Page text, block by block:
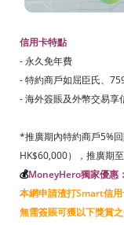
信用卡特點
- 永久免年費
- 特約商戶如屈臣氏、
- 海外簽賬及外幣交易享
*推廣期內特約商戶5%
HK$60,000），推廣期
💰MoneyHero獨家優惠：
本網申請渣打Smart信
無需簽賬可獲以下獎賞之